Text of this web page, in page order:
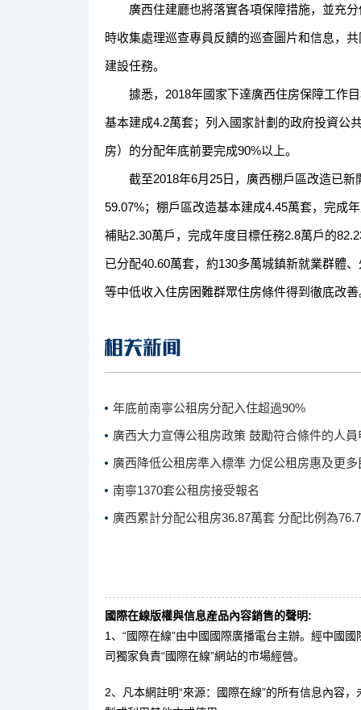
廣西住建廳也將落實各項保障措施，並充分
時收集處理巡查專員反饋的巡查圖片和信息，
建設任務。
據悉，2018年國家下達廣西住房保障工作目
基本建成4.2萬套；列入國家計劃的政府投資公
房）的分配年底前要完成90%以上。
截至2018年6月25日，廣西棚戶區改造已新
59.07%；棚戶區改造基本建成4.45萬套，完成
補貼2.30萬戶，完成年度目標任務2.8萬戶的
已分配40.60萬套，約130多萬城鎮新就業群體
等中低收入住房困難群眾住房條件得到徹底改
年底前南寧公租房分配入住超過90%
廣西大力宣傳公租房政策 鼓勵符合條件的人員
廣西降低公租房準入標準 力促公租房惠及更多
南寧1370套公租房接受報名
廣西累計分配公租房36.87萬套 分配比例為
國際在線版權與信息産品內容銷售的聲明:
1、“國際在線”由中國國際廣播電台主辦。經中國
司獨家負責“國際在線”網站的市場經營。
2、凡本網註明“來源：國際在線”的所有信息內容